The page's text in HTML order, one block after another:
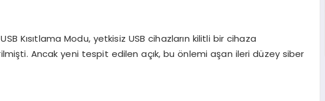
Kısıtlama Modu, yetkisiz USB cihazların kilitli bir cihaza
Ancak yeni tespit edilen açık, bu önlemi aşan ileri düzey siber